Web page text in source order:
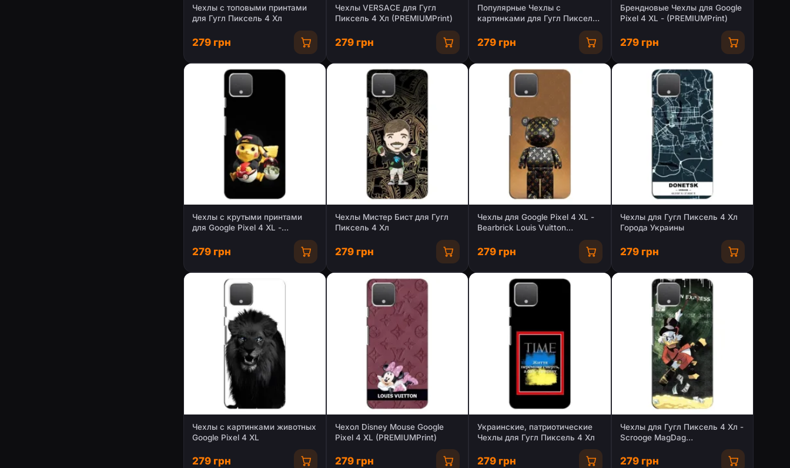
Чехлы с топовыми принтами
для Гугл Пиксель 4 Хл
279 грн
Чехлы VERSACE для Гугл
Пиксель 4 Хл (PREMIUMPrint)
279 грн
Популярные Чехлы с
картинками для Гугл Пиксель
279 грн
Брендновые Чехлы для Google
Pixel 4 XL - (PREMIUMPrint)
279 грн
Чехлы с крутыми принтами
для Google Pixel 4 XL -
279 грн
Чехлы Мистер Бист для Гугл
Пиксель 4 Хл
279 грн
Чехлы для Google Pixel 4 XL -
Bearbrick Louis Vuitton
279 грн
Чехлы для Гугл Пиксель 4 Хл
Города Украины
279 грн
Чехлы с картинками животных
Google Pixel 4 XL
279 грн
Чехол Disney Mouse Google
Pixel 4 XL (PREMIUMPrint)
279 грн
Украинские, патриотические
Чехлы для Гугл Пиксель 4 Хл
279 грн
Чехлы для Гугл Пиксель 4 Хл -
Scrooge MagDag
279 грн